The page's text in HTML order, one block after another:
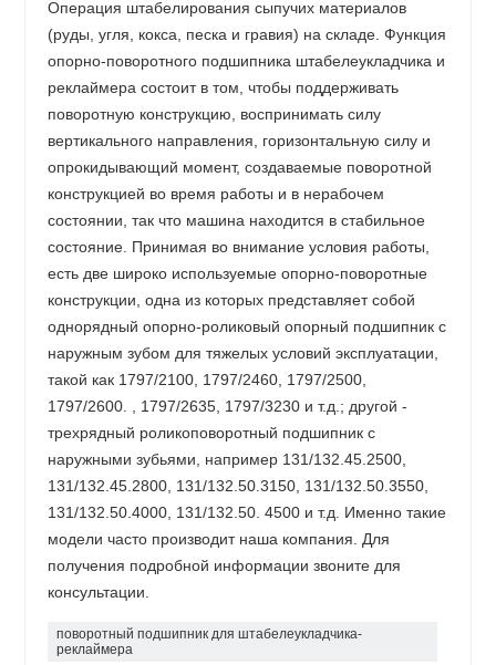
Операция штабелирования сыпучих материалов
(руды, угля, кокса, песка и гравия) на складе. Функция
опорно-поворотного подшипника штабелеукладчика и
реклаймера состоит в том, чтобы поддерживать
поворотную конструкцию, воспринимать силу
вертикального направления, горизонтальную силу и
опрокидывающий момент, создаваемые поворотной
конструкцией во время работы и в нерабочем
состоянии, так что машина находится в стабильное
состояние. Принимая во внимание условия работы,
есть две широко используемые опорно-поворотные
конструкции, одна из которых представляет собой
однорядный опорно-роликовый опорный подшипник с
наружным зубом для тяжелых условий эксплуатации,
такой как 1797/2100, 1797/2460, 1797/2500,
1797/2600. , 1797/2635, 1797/3230 и т.д.; другой -
трехрядный роликоповоротный подшипник с
наружными зубьями, например 131/132.45.2500,
131/132.45.2800, 131/132.50.3150, 131/132.50.3550,
131/132.50.4000, 131/132.50. 4500 и т.д. Именно такие
модели часто производит наша компания. Для
получения подробной информации звоните для
консультации.
поворотный подшипник для штабелеукладчика-
реклаймера